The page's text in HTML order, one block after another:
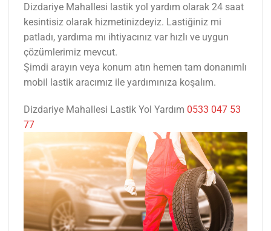
Dizdariye Mahallesi lastik yol yardım olarak 24 saat
kesintisiz olarak hizmetinizdeyiz. Lastiğiniz mi
patladı, yardıma mı ihtiyacınız var hızlı ve uygun
çözümlerimiz mevcut.
Şimdi arayın veya konum atın hemen tam donanımlı
mobil lastik aracımız ile yardımınıza koşalım.
Dizdariye Mahallesi Lastik Yol Yardım 0533 047 53
77